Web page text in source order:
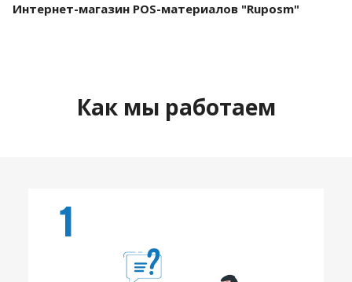
Интернет-магазин POS-материалов "Ruposm"
Как мы работаем
1